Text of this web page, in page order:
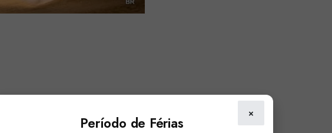
×
Período de Férias